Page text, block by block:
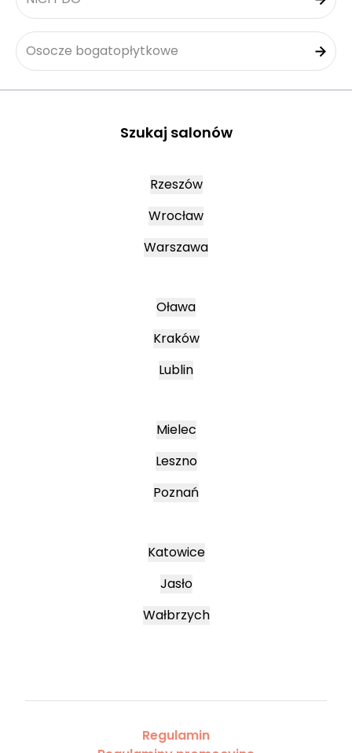
Osocze bogatopłytkowe
Szukaj salonów
Rzeszów
Wrocław
Warszawa
Oława
Kraków
Lublin
Mielec
Leszno
Poznań
Katowice
Jasło
Wałbrzych
Regulamin